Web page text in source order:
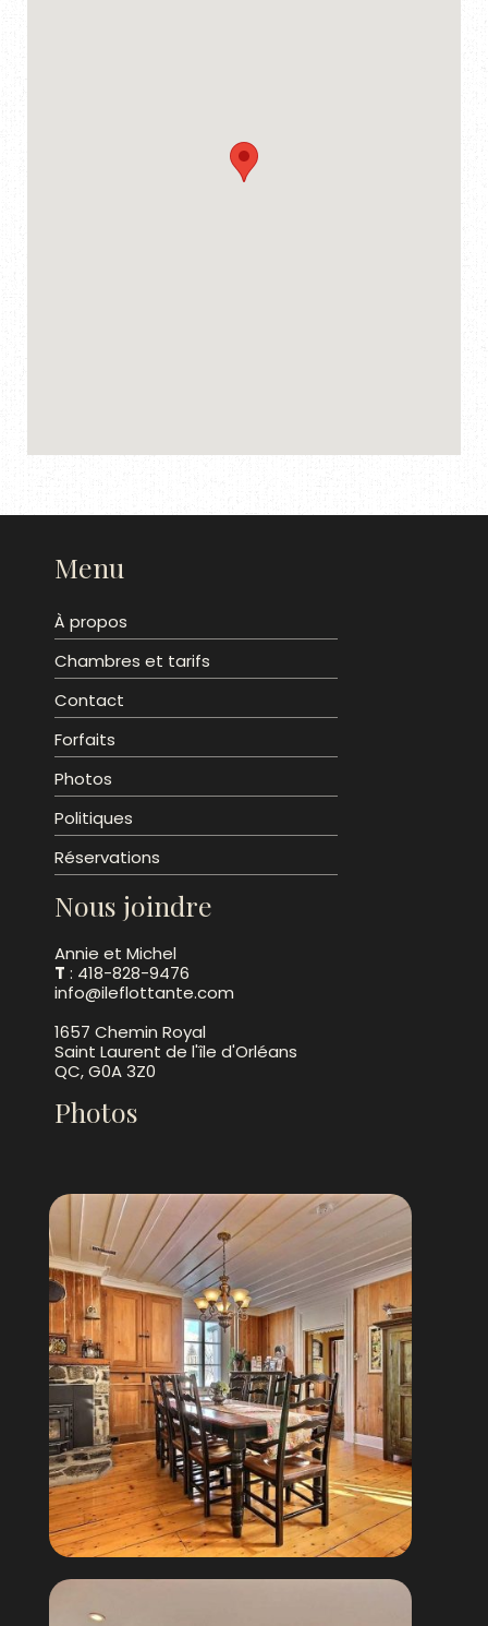
Menu
À propos
Chambres et tarifs
Contact
Forfaits
Photos
Politiques
Réservations
Nous joindre
Annie et Michel
T : 418-828-9476
info@ileflottante.com
1657 Chemin Royal
Saint Laurent de l'île d'Orléans
QC, G0A 3Z0
Photos